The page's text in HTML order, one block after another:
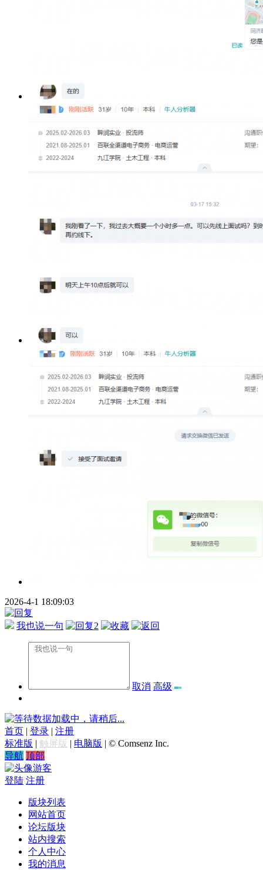
2026-4-1 18:09:03
我也说一句 2
取消 高级
数据加载中，请稍后...
首页 | 登录 | 注册
标准版 | 触屏版 | 电脑版 | © Comsenz Inc.
导航 顶部
游客
登陆 注册
版块列表
网站首页
论坛版块
站内搜索
个人中心
我的消息